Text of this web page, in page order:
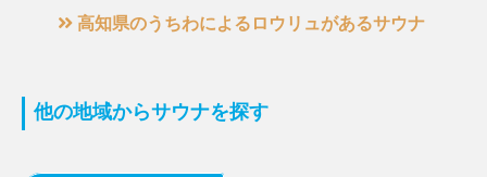
高知県のうちわによるロウリュがあるサウナ
他の地域からサウナを探す